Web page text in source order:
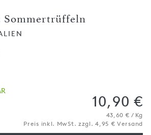
10,90 €
43,60 € / Kg
Preis inkl. MwSt. zzgl. 4,95 € Versand